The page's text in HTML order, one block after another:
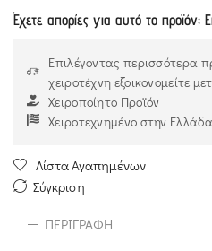
Έχετε απορίες για αυτό το
Επιλέγοντας περισσότερα
χειροτέχνη εξοικονομείτε
Χειροποίητο Προϊόν
Χειροτεχνημένο στην Ελλάδα
Λίστα Αγαπημένων
Σύγκριση
ΠΕΡΙΓΡΑΦΉ